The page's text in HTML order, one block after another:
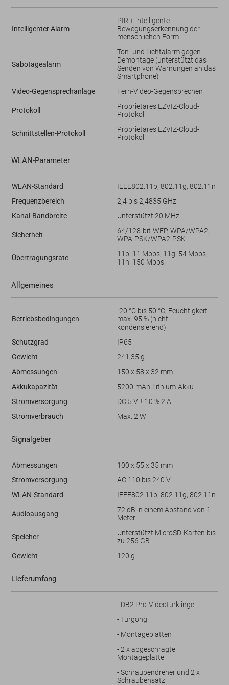
Intelligenter Alarm
PIR + intelligente
Bewegungserkennung der
menschlichen Form
Sabotagealarm
Ton- und Lichtalarm gegen
Demontage (unterstützt das
Senden von Warnungen an das
Smartphone)
Video-Gegensprechanlage
Fern-Video-Gegensprechen
Protokoll
Proprietäres EZVIZ-Cloud-
Protokoll
Schnittstellen-Protokoll
Proprietäres EZVIZ-Cloud-
Protokoll
WLAN-Parameter
WLAN-Standard
IEEE802.11b, 802.11g, 802.11n
Frequenzbereich
2,4 bis 2,4835 GHz
Kanal-Bandbreite
Unterstützt 20 MHz
Sicherheit
64/128-bit-WEP, WPA/WPA2,
WPA-PSK/WPA2-PSK
Übertragungsrate
11b: 11 Mbps, 11g: 54 Mbps,
11n: 150 Mbps
Allgemeines
Betriebsbedingungen
-20 °C bis 50 °C, Feuchtigkeit
max. 95 % (nicht
kondensierend)
Schutzgrad
IP65
Gewicht
241,35 g
Abmessungen
150 x 58 x 32 mm
Akkukapazität
5200-mAh-Lithium-Akku
Stromversorgung
DC 5 V ± 10 % 2 A
Stromverbrauch
Max. 2 W
Signalgeber
Abmessungen
100 x 55 x 35 mm
Stromversorgung
AC 110 bis 240 V
WLAN-Standard
IEEE802.11b, 802.11g, 802.11n
Audioausgang
72 dB in einem Abstand von 1
Meter
Speicher
Unterstützt MicroSD-Karten bis
zu 256 GB
Gewicht
120 g
Lieferumfang
- DB2 Pro-Videotürklingel
- Türgong
- Montageplatten
- 2 x abgeschrägte
Montageplatte
- Schraubendreher und 2 x
Schraubensatz